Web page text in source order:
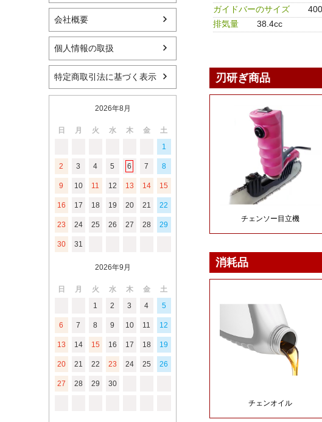
会社概要
個人情報の取扱
特定商取引法に基づく表示
2026年8月
日 月 火 水 木 金
土
1
2 3 4 5 6 7 8
9 10 11 12 13 14 15
16 17 18 19 20 21 22
23 24 25 26 27 28 29
30 31
2026年9月
日 月 火 水 木 金
土
1
2 3 4 5
6 7 8 9 10 11 12
13 14 15 16 17 18 19
20 21 22 23 24 25 26
27 28 29 30
ガイドバーのサイズ
排気量
38.4cc